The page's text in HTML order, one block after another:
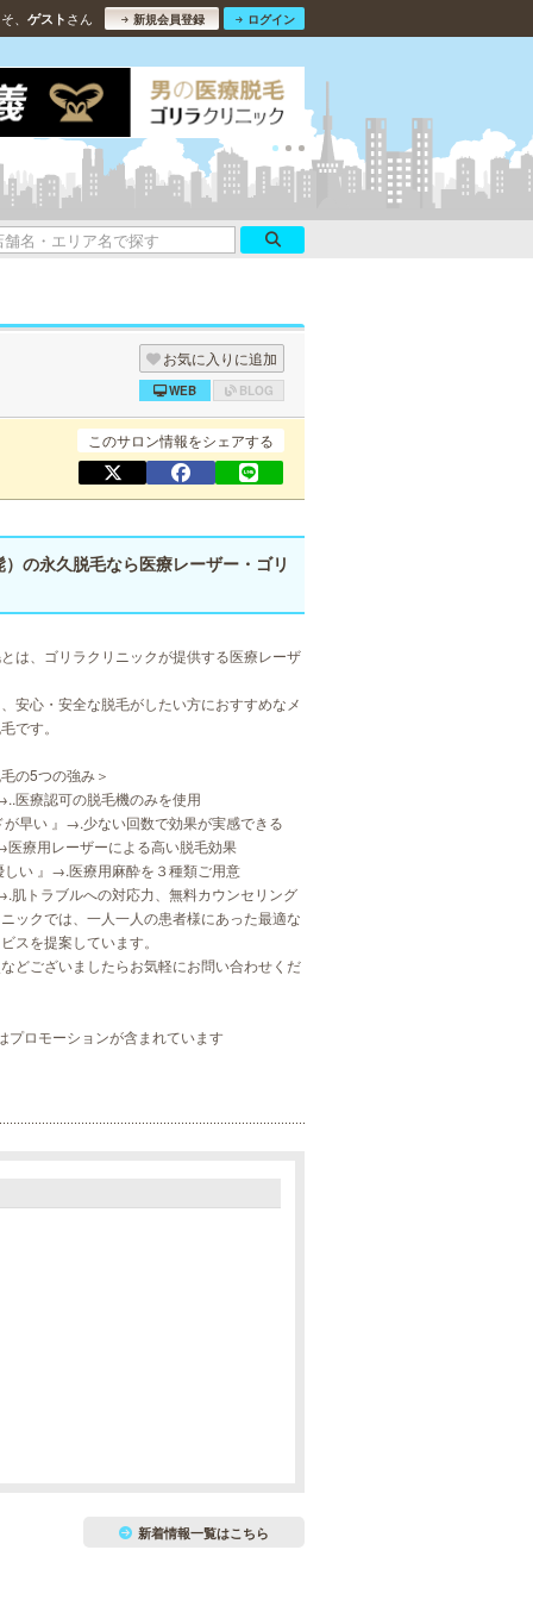
、 ゲスト さん 新規会員登録 ログイン
お気に入りに追加
WEB BLOG
このサロン情報をシェアする
）の永久脱毛なら医療レーザー・ゴリ
は、ゴリラクリニックが提供する医療レーザ
安心・安全な脱毛がしたい方におすすめなメ
です。
の5つの強み＞
医療認可の脱毛機のみを使用
が早い 』→.少ない回数で効果が実感できる
療用レーザーによる高い脱毛効果
しい 』→.医療用麻酔を３種類ご用意
肌トラブルへの対応力、無料カウンセリング
ックでは、一人一人の患者様にあった最適な
スを提案しています。
どございましたらお気軽にお問い合わせくだ
プロモーションが含まれています
新着情報一覧はこちら